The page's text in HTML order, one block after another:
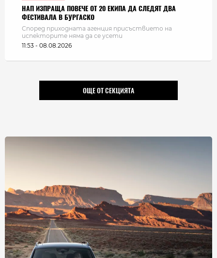
НАП ИЗПРАЩА ПОВЕЧЕ ОТ 20 ЕКИПА ДА СЛЕДЯТ ДВА
ФЕСТИВАЛА В БУРГАСКО
Според приходната агенция присъствието на
испекторите няма да се усети
11:53 - 08.08.2026
ОЩЕ ОТ СЕКЦИЯТА